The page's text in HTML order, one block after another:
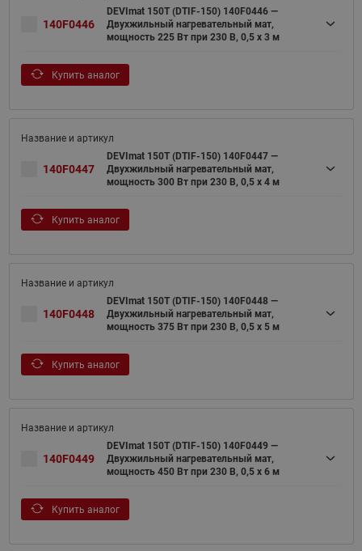
140F0446
DEVImat 150T (DTIF-150) 140F0446 —
Двухжильный нагревательный мат,
мощность 225 Вт при 230 В, 0,5 х 3 м
Купить аналог
140F0447
DEVImat 150T (DTIF-150) 140F0447 —
Двухжильный нагревательный мат,
мощность 300 Вт при 230 В, 0,5 х 4 м
Купить аналог
140F0448
DEVImat 150T (DTIF-150) 140F0448 —
Двухжильный нагревательный мат,
мощность 375 Вт при 230 В, 0,5 х 5 м
Купить аналог
140F0449
DEVImat 150T (DTIF-150) 140F0449 —
Двухжильный нагревательный мат,
мощность 450 Вт при 230 В, 0,5 х 6 м
Купить аналог